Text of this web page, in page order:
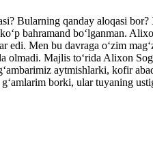
Bularning qanday aloqasi
bahramand bo‘lganman.
Men bu davraga o‘zim
Majlis to‘rida Alixon
aytmishlarki, kofir
borki, ular tuyaning